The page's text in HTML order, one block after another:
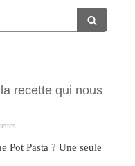
recette qui nous
Pot Pasta ? Une seule